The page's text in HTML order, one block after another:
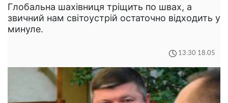
Глобальна шахівниця тріщить по швах, а
звичний нам світоустрій остаточно відходить у
минуле.
13:30 18.05